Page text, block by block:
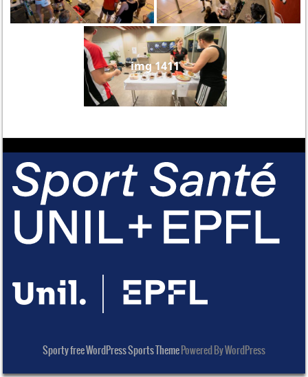
img 1411
Sporty free WordPress Sports ThemePowered By WordPress